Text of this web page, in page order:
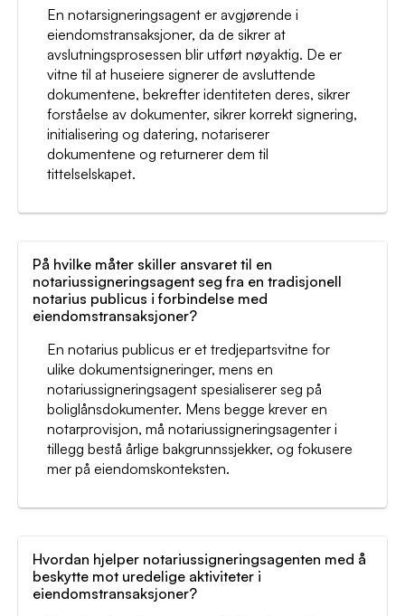
En notarsigneringsagent er avgjørende i
eiendomstransaksjoner, da de sikrer at
avslutningsprosessen blir utført nøyaktig. De er
vitne til at huseiere signerer de avsluttende
dokumentene, bekrefter identiteten deres, sikrer
forståelse av dokumenter, sikrer korrekt signering,
initialisering og datering, notariserer
dokumentene og returnerer dem til
tittelselskapet.
På hvilke måter skiller ansvaret til en
notariussigneringsagent seg fra en tradisjonell
notarius publicus i forbindelse med
eiendomstransaksjoner?
En notarius publicus er et tredjepartsvitne for
ulike dokumentsigneringer, mens en
notariussigneringsagent spesialiserer seg på
boliglånsdokumenter. Mens begge krever en
notarprovisjon, må notariussigneringsagenter i
tillegg bestå årlige bakgrunnssjekker, og fokusere
mer på eiendomskonteksten.
Hvordan hjelper notariussigneringsagenten med å
beskytte mot uredelige aktiviteter i
eiendomstransaksjoner?